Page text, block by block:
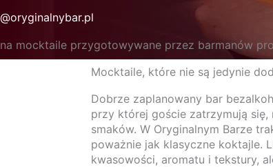
mocktaile przygotowywane przez barmanów
Mocktaile, które nie są jedynie
Dobrze zaplanowany bar
przy której goście zatrzymują
smaków. W Oryginalnym Barze
poważnie jak klasyczne koktajle.
kwasowości, aromatu i tekstury,